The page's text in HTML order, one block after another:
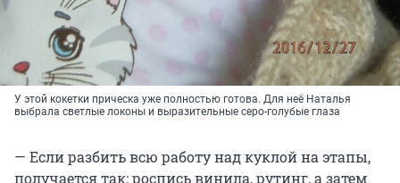
У этой кокетки прическа уже полностью готова. Для неё Наталья
выбрала светлые локоны и выразительные серо-голубые глаза
— Если разбить всю работу над куклой на этапы,
получается так: роспись винила, рутинг, а затем